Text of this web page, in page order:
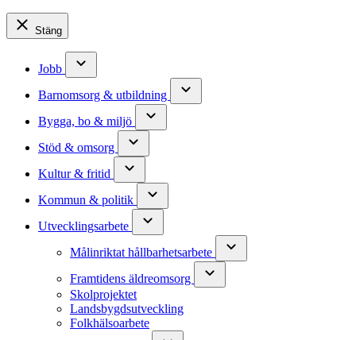
Stäng
Jobb
Barnomsorg & utbildning
Bygga, bo & miljö
Stöd & omsorg
Kultur & fritid
Kommun & politik
Utvecklingsarbete
Målinriktat hållbarhetsarbete
Framtidens äldreomsorg
Skolprojektet
Landsbygdsutveckling
Folkhälsoarbete